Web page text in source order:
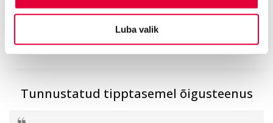
Luba valik
13+
kogemust
160+
avalikku
soovitust
1000+
edulugu
Tunnustatud tipptasemel õigusteenus